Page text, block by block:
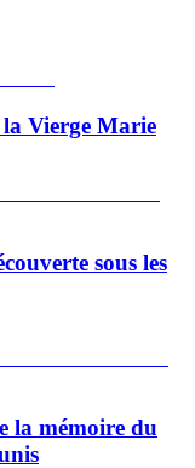
Vierge Marie
sous les
la mémoire du